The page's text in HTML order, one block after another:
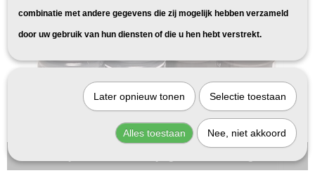
combinatie met andere gegevens die zij mogelijk hebben verzameld
door uw gebruik van hun diensten of die u hen hebt verstrekt.
Later opnieuw tonen Selectie toestaan
Alles toestaan Nee, niet akkoord